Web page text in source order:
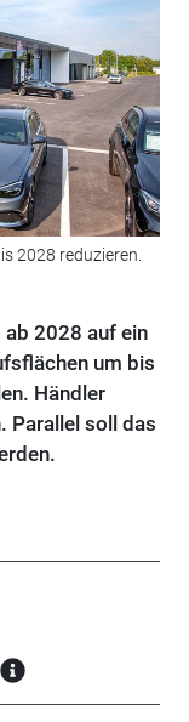
2028 reduzieren.
2028 auf ein
um bis
Händler
Parallel soll das